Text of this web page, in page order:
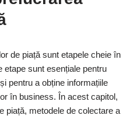
de piață sunt etapele cheie în
etape sunt esențiale pentru
pentru a obține informațiile
în business. În acest capitol,
piață, metodele de colectare a